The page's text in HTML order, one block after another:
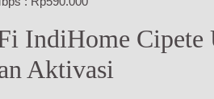
IndiHome Cipete
Aktivasi